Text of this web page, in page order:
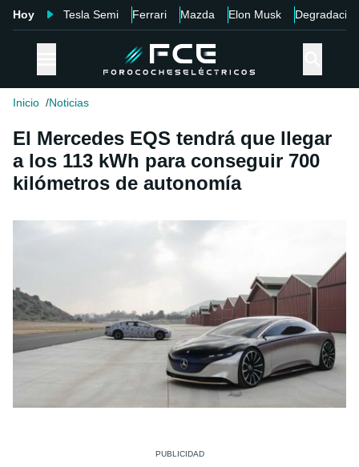
Hoy Tesla Semi Ferrari Mazda Elon Musk Degradación
Inicio Noticias
El Mercedes EQS tendrá que llegar
a los 113 kWh para conseguir 700
kilómetros de autonomía